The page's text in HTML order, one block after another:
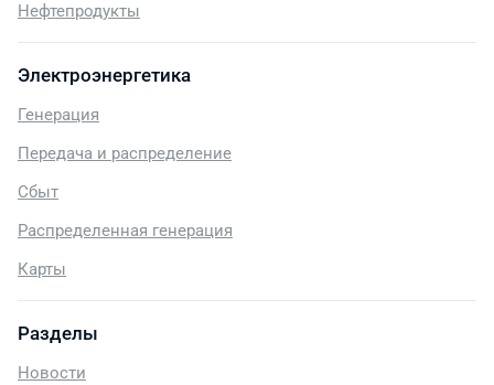
Нефтепродукты
Электроэнергетика
Генерация
Передача и распределение
Сбыт
Распределенная генерация
Карты
Разделы
Новости